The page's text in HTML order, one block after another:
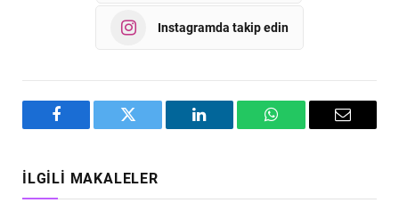
Instagramda takip edin
Facebook Twitter LinkedIn WhatsAppEmail
İLGILI MAKALELER